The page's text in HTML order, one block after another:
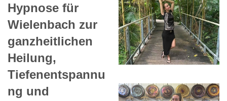
Hypnose für
Wielenbach zur
ganzheitlichen
Heilung,
Tiefenentspannu
ng und